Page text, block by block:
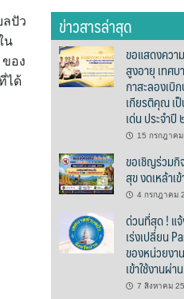
ปัว
น
อง
ได้
ข่าวสารล่าสุด
ขอแสดงควา
สูงอายุ เทศบ
กาสะลองเบิ
เกียรติคุณ เ
เด่น ประจำปี
15 กรกฎาค
ขอเชิญร่วม
สุข งดเหล้าเ
4 กรกฎาคม
ด่วนที่สุด ! แ
เร่งเปลี่ยน
ของหน่วยงา
เข้าใช้งานผ่
7 สิงหาคม